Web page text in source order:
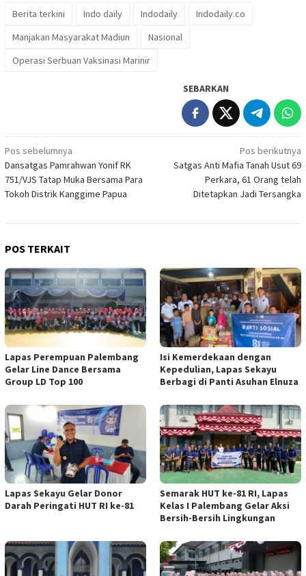
Berita terkini Indo daily Indodaily
Indodaily.co
Manjakan Masyarakat Madiun
Nasional
Operasi Serbuan Vaksinasi Marinir
SEBARKAN
Navigasi
pos
Pos sebelumnya
Dansatgas Pamrahwan Yonif RK
751/VJS Tatap Muka Bersama Para
Tokoh Distrik Kanggime Papua
Pos berikutnya
Satgas Anti Mafia Tanah Usut 69
Perkara, 61 Orang telah
Ditetapkan Jadi Tersangka
POS TERKAIT
Lapas Perempuan Palembang
Gelar Line Dance Bersama
Group LD Top 100
Isi Kemerdekaan dengan
Kepedulian, Lapas Sekayu
Berbagi di Panti Asuhan Elnuza
Lapas Sekayu Gelar Donor
Darah Peringati HUT RI ke-81
Semarak HUT ke-81 RI, Lapas
Kelas I Palembang Gelar Aksi
Bersih-Bersih Lingkungan